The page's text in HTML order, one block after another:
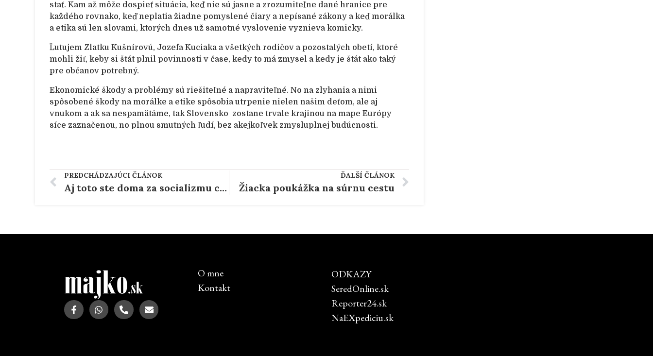
stať. Kam až môže dospieť situácia, keď nie sú jasne a zrozumiteľne dané hranice pre
každého rovnako, keď neplatia žiadne pomyslené čiary a nepísané zákony a keď morálka
a etika sú len slovami, ktorých dnes už samotné vyslovenie vyznieva komicky.
Ľutujem Zlatku Kušnírovú, Jozefa Kuciaka a všetkých rodičov a pozostalých obetí, ktoré
mohli žiť, keby si štát plnil povinnosti v čase, kedy to má zmysel a kedy je štát ako taký
pre občanov potrebný.
Ekonomické škody a problémy sú riešiteľné a napraviteľné. No na zlyhania a nimi
spôsobené škody na morálke a etike spôsobia utrpenie nielen našim deťom, ale aj
vnukom a ak sa nespamätáme, tak Slovensko zostane trvale krajinou na mape Európy
síce zaznačenou, no plnou smutných ľudí, bez akejkoľvek zmysluplnej budúcnosti.
PREDCHÁDZAJÚCI ČLÁNOK
Aj toto ste doma za socializmu celkom isto mali
ĎALŠÍ ČLÁNOK
Žiacka poukážka na súrnu cestu
O mne
Kontakt
ODKAZY
SeredOnline.sk
Reporter24.sk
NaEXpediciu.sk